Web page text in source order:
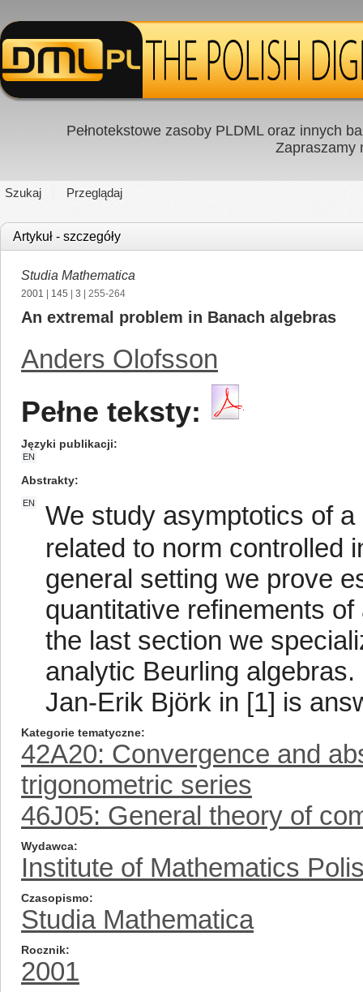
Pełnotekstowe zasoby PLDML oraz innych
Zapraszamy
Szukaj Przeglądaj
Artykuł - szczegóły
Studia Mathematica
2001 145 3 | 255-264
An extremal problem in Banach algebras
Anders Olofsson
Pełne teksty:
Języki publikacji
EN
Abstrakty
EN
We study asymptotics of
related to norm controlled
general setting we prove
quantitative refinements
the last section we
analytic Beurling
Jan-Erik Björk in [1] is
Kategorie tematyczne
42A20: Convergence and
trigonometric series
46J05: General theory of
Wydawca
Institute of Mathematics
Czasopismo
Studia Mathematica
Rocznik
2001